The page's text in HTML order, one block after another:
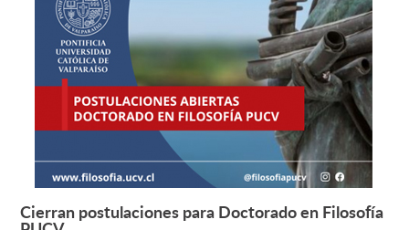
Leer más +
Cierran postulaciones para Doctorado en Filosofía